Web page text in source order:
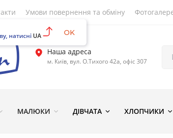
Умови повернення та обміну
Наша адреса
м. Київ, вул. О.Тихого 42а, офіс 307
МАЛЮКИ ДІВЧАТА ХЛОПЧИКИ
натисні UA OK